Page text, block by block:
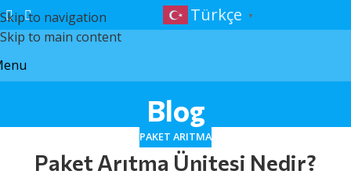
Skip to navigation
Skip to main content
Türkçe ▼
Blog
PAKET ARITMA
Paket Arıtma Ünitesi Nedir?